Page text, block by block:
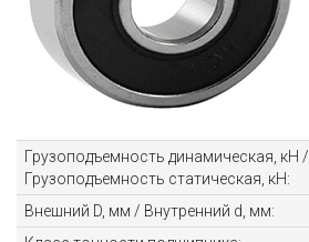
Грузоподъемность динамическая, кН /
Грузоподъемность статическая, кН:
Внешний D, мм / Внутренний d, мм: